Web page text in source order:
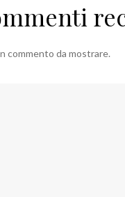
commento da mostrare.